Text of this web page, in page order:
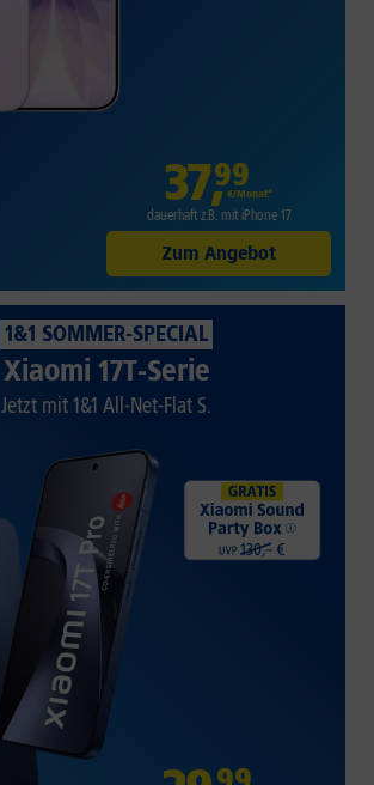
37,99
€/Monat*
dauerhaft z.B. mit iPhone 17
Zum Angebot
1&1 SOMMER-SPECIAL
Xiaomi 17T-Serie
Jetzt mit 1&1 All-Net-Flat S.